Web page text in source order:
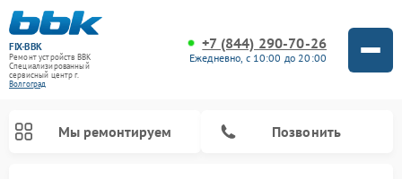
FIX-BBK
Ремонт устройств BBK
Специализированный
cервисный центр г.
Волгоград
+7 (844) 290-70-26
Ежедневно, с 10:00 до 20:00
Мы ремонтируем Позвонить